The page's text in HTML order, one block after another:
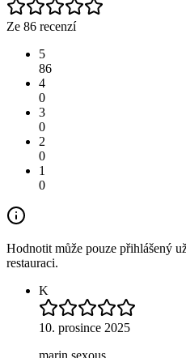
Ze 86 recenzí
5
86
4
0
3
0
2
0
1
0
Hodnotit může pouze přihlášený
restauraci.
K
10. prosince 2025